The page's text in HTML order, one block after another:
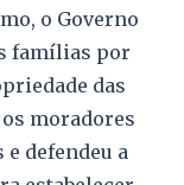
o Governo
famílias por
das
moradores
defendeu a